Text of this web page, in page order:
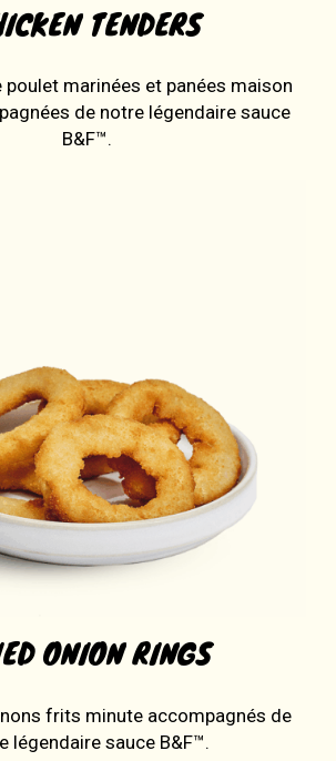
TENDERS
marinées et panées maison
de notre légendaire sauce
B&F™.
ONION RINGS
frits minute accompagnés de
légendaire sauce B&F™.